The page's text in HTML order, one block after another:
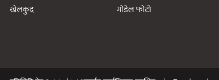
खेलकुद
मोडेल फोटो